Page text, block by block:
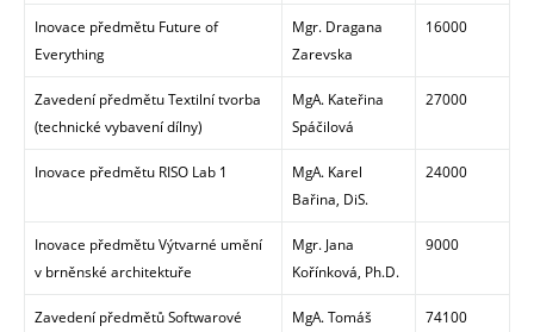
Inovace předmětu Future of
Everything
Mgr. Dragana
Zarevska
16000
Zavedení předmětu Textilní tvorba
(technické vybavení dílny)
MgA. Kateřina
Spáčilová
27000
Inovace předmětu RISO Lab 1
MgA. Karel
Bařina, DiS.
24000
Inovace předmětu Výtvarné umění
v brněnské architektuře
Mgr. Jana
Kořínková, Ph.D.
9000
Zavedení předmětů Softwarové
MgA. Tomáš
74100